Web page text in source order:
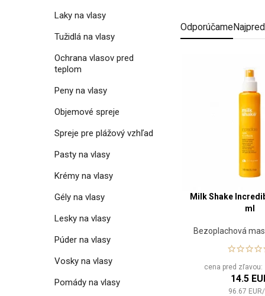
Laky na vlasy
Tužidlá na vlasy
Ochrana vlasov pred
teplom
Peny na vlasy
Objemové spreje
Spreje pre plážový vzhľad
Pasty na vlasy
Krémy na vlasy
Gély na vlasy
Lesky na vlasy
Púder na vlasy
Vosky na vlasy
Pomády na vlasy
Odporúčame
Milk Shake
ml
Bezoplachová
cena pred zľavou:
14.5
96.67 EUR/